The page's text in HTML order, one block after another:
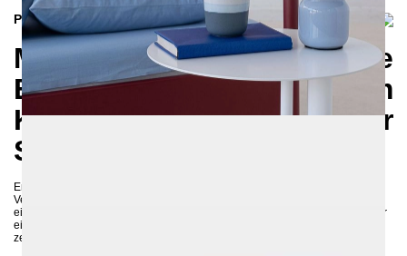
Produktinformationen
Metallbett ATROX: Stilvolle
Eleganz mit gepolstertem
Kopfteil für Ihr
Schlafzimmer
Entdecken Sie das exklusive Metallbett ATROX – eine harmonische
Verbindung von Qualität und ästhetischem Design, die Ihr Schlafzimmer in
eine Oase der Ruhe verwandelt. Dieses außergewöhnliche Bett ist nicht nur
ein echter Blickfang, sondern steht auch für höchste Handwerkskunst und
zeitlose Eleganz.